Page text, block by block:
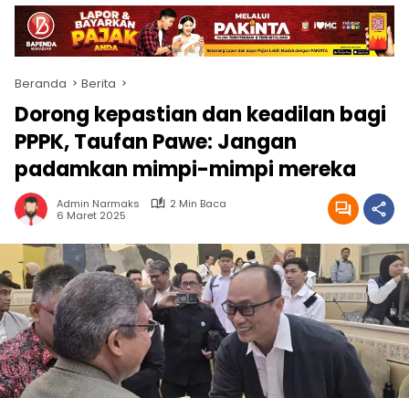
Beranda Berita
Dorong kepastian dan keadilan bagi
PPPK, Taufan Pawe: Jangan
padamkan mimpi-mimpi mereka
Admin Narmaks
2 Min Baca
6 Maret 2025